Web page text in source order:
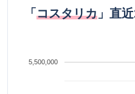
「コスタリカ」直
5,500,000